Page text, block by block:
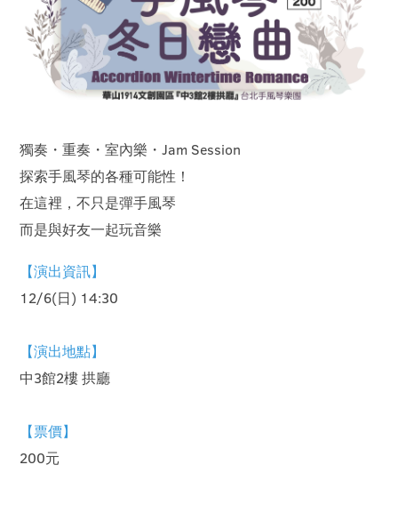
獨奏・重奏・室內樂・Jam Session
探索手風琴的各種可能性！
在這裡，不只是彈手風琴
而是與好友一起玩音樂
【演出資訊】
12/6(日) 14:30
【演出地點】
中3館2樓 拱廳
【票價】
200元